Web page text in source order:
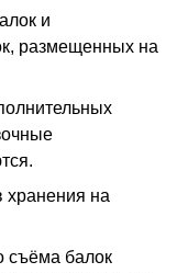
и
размещенных на
хранения на
съёма балок